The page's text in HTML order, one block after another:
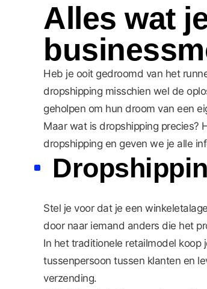
Alles wat
Heb je ooit gedroomd van het
dropshipping misschien wel de
geholpen om hun droom van een
Maar wat is dropshipping precies?
dropshipping en geven we je alle
Stel je voor dat je een
door naar iemand anders die het
In het traditionele retailmodel koop
tussenpersoon tussen klanten en
verzending.